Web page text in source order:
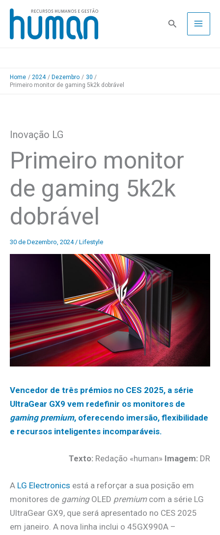
Skip
content
Pesquisa
Home 2024 Dezembro
30
Primeiro monitor de gaming 5k2k dobrável
Inovação LG
Primeiro monitor
de gaming 5k2k
dobrável
30 de Dezembro, 2024 / Lifestyle
Vencedor de três prémios no CES 2025, a série
UltraGear GX9 vem redefinir os monitores de
gaming premium, oferecendo imersão, flexibilidade
e recursos inteligentes incomparáveis.
Texto: Redação «human» Imagem: DR
A LG Electronics está a reforçar a sua posição em
monitores de gamingOLED premiumcom a série LG
UltraGear GX9, que será apresentado no CES 2025
em janeiro. A nova linha inclui o 45GX990A –